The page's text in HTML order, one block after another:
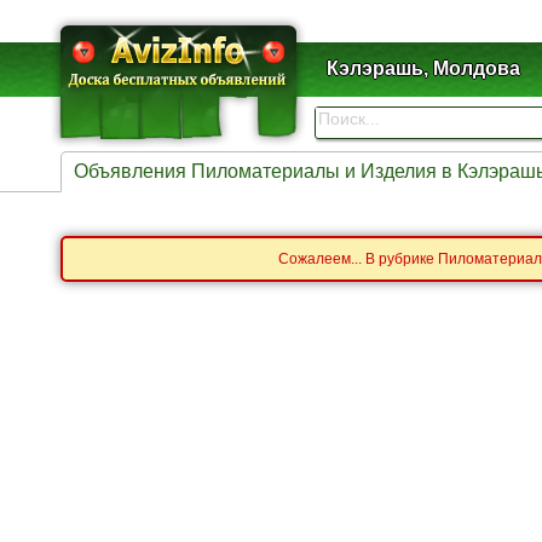
Кэлэрашь, Молдова
Объявления Пиломатериалы и Изделия в
Сожалеем... В рубрике